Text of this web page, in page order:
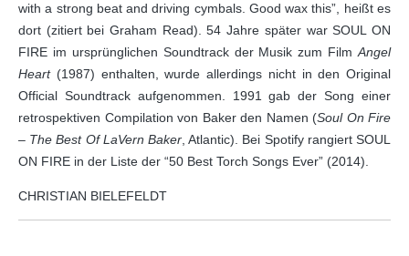
with a strong beat and driving cymbals. Good wax this”, heißt es
dort (zitiert bei Graham Read). 54 Jahre später war SOUL ON
FIRE im ursprünglichen Soundtrack der Musik zum Film Angel
Heart(1987) enthalten, wurde allerdings nicht in den Original
Official Soundtrack aufgenommen. 1991 gab der Song einer
retrospektiven Compilation von Baker den Namen (Soul On Fire
– The Best Of LaVern Baker , Atlantic). Bei Spotify rangiert SOUL
ON FIRE in der Liste der “50 Best Torch Songs Ever” (2014).
CHRISTIAN BIELEFELDT